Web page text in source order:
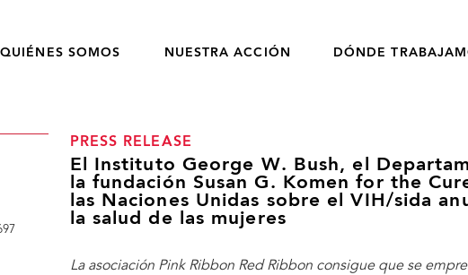
QUIÉNES SOMOS NUESTRA ACCIÓN DÓNDE
PRESS RELEASE
El Instituto George W. Bush, el
la fundación Susan G. Komen for the
las Naciones Unidas sobre el VIH/sida
la salud de las mujeres
La asociación Pink Ribbon Red Ribbon consigue que se